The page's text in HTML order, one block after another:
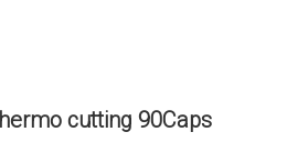
cutting 90Caps